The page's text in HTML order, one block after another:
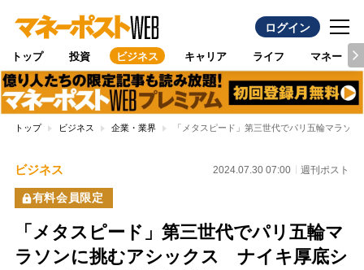
ログイン
トップ 投資 ビジネス キャリア ライフ マネー
トップ ビジネス 企業・業界 「メタスピード」第三世代でパリ五輪マラソ
ビジネス 2024.07.30 07:00 週刊ポスト
有料会員限定
「メタスピード」第三世代でパリ五輪マ
ラソンに挑むアシックス ナイキ厚底シ